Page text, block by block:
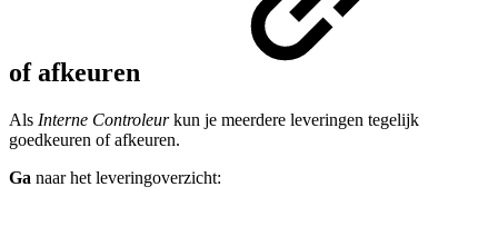
of afkeuren
Als Interne Controleurkun je meerdere leveringen tegelijk
goedkeuren of afkeuren.
Ga naar het leveringoverzicht: